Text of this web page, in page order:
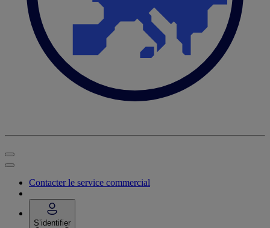
Contacter le service commercial
S’identifier